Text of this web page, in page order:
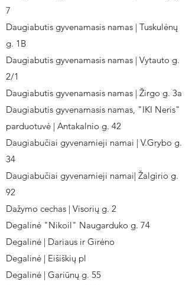
7
Daugiabutis gyvenamasis namas | Tuskulėnų
g. 1B
Daugiabutis gyvenamasis namas | Vytauto g.
2/1
Daugiabutis gyvenamasis namas | Žirgo g. 3a
Daugiabutis gyvenamasis namas, "IKI Neris"
parduotuvė | Antakalnio g. 42
Daugiabučiai gyvenamieji namai | V.Grybo g.
34
Daugiabučiai gyvenamieji namai| Žalgirio g.
92
Dažymo cechas | Visorių g. 2
Degalinė "Nikoil" Naugarduko g. 74
Degalinė | Dariaus ir Girėno
Degalinė | Eišiškių pl
Degalinė | Gariūnų g. 55